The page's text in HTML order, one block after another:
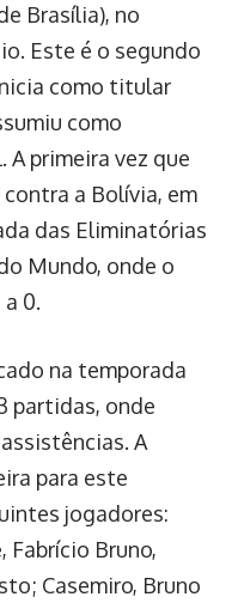
Brasília), no
Este é o segundo
como titular
como
primeira vez que
a Bolívia, em
das Eliminatórias
Mundo, onde o
0.
na temporada
partidas, onde
A
para este
jogadores:
Fabrício Bruno,
Casemiro, Bruno